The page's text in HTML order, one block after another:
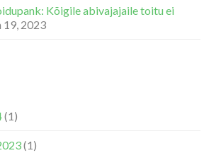
Kõigile abivajajaile toitu ei
19, 2023
(1)
(1)